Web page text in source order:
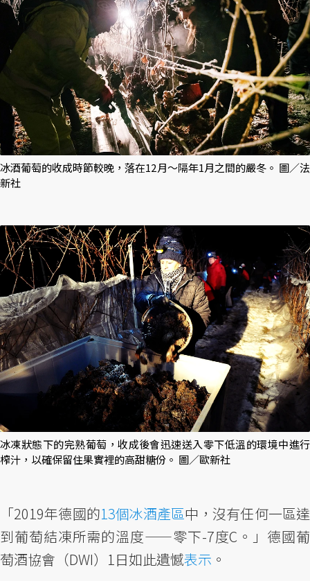
冰酒葡萄的收成時節較晚，落在12月～隔年1月之間的嚴冬。 圖／法
新社
冰凍狀態下的完熟葡萄，收成後會迅速送入零下低溫的環境中進行
榨汁，以確保留住果實裡的高甜糖份。 圖／歐新社
「2019年德國的13個冰酒產區中，沒有任何一區達
到葡萄結凍所需的溫度——零下-7度C。」德國葡
萄酒協會（DWI）1日如此遺憾表示 。